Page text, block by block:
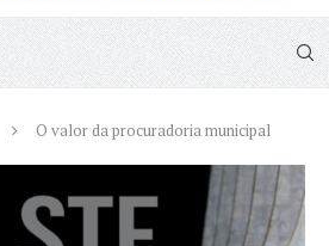
O valor da procuradoria municipal